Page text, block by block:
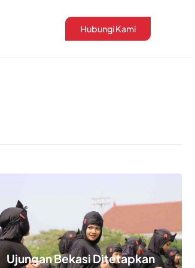
Hubungi Kami
Ujungan Bekasi Ditetapkan